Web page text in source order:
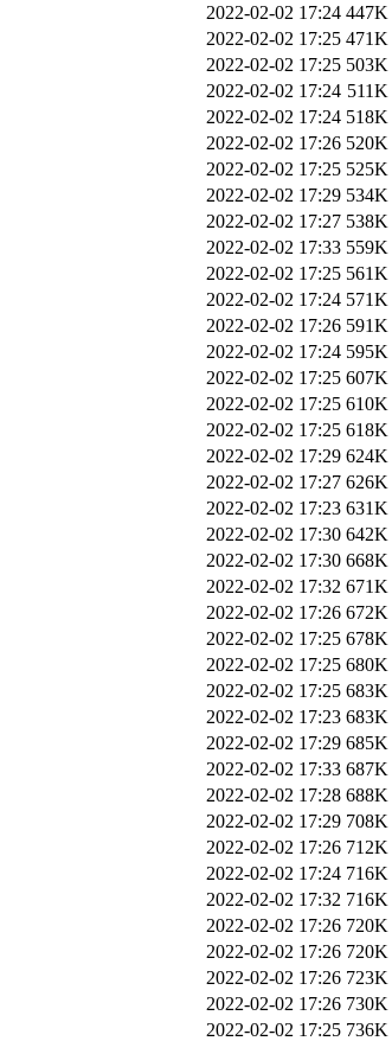
2022-02-02 17:24 447K
2022-02-02 17:25 471K
2022-02-02 17:25 503K
2022-02-02 17:24 511K
2022-02-02 17:24 518K
2022-02-02 17:26 520K
2022-02-02 17:25 525K
2022-02-02 17:29 534K
2022-02-02 17:27 538K
2022-02-02 17:33 559K
2022-02-02 17:25 561K
2022-02-02 17:24 571K
2022-02-02 17:26 591K
2022-02-02 17:24 595K
2022-02-02 17:25 607K
2022-02-02 17:25 610K
2022-02-02 17:25 618K
2022-02-02 17:29 624K
2022-02-02 17:27 626K
2022-02-02 17:23 631K
2022-02-02 17:30 642K
2022-02-02 17:30 668K
2022-02-02 17:32 671K
2022-02-02 17:26 672K
2022-02-02 17:25 678K
2022-02-02 17:25 680K
2022-02-02 17:25 683K
2022-02-02 17:23 683K
2022-02-02 17:29 685K
2022-02-02 17:33 687K
2022-02-02 17:28 688K
2022-02-02 17:29 708K
2022-02-02 17:26 712K
2022-02-02 17:24 716K
2022-02-02 17:32 716K
2022-02-02 17:26 720K
2022-02-02 17:26 720K
2022-02-02 17:26 723K
2022-02-02 17:26 730K
2022-02-02 17:25 736K